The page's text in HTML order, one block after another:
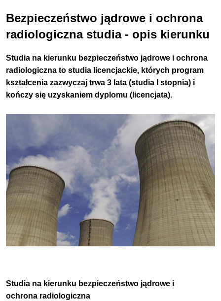
Bezpieczeństwo jądrowe i ochrona
radiologiczna studia - opis kierunku
Studia na kierunku bezpieczeństwo jądrowe i ochrona
radiologiczna to studia licencjackie, których program
kształcenia zazwyczaj trwa 3 lata (studia I stopnia) i
kończy się uzyskaniem dyplomu (licencjata).
Studia na kierunku bezpieczeństwo jądrowe i
ochrona radiologiczna